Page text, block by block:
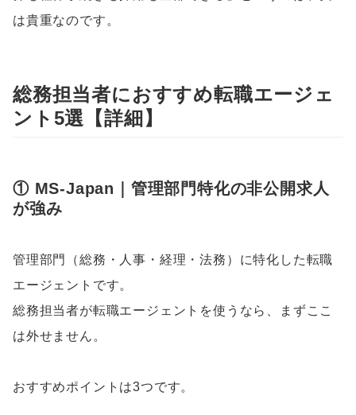
は貴重なのです。
総務担当者におすすめ転職エージェ
ント5選【詳細】
① MS-Japan｜管理部門特化の非公開求人
が強み
管理部門（総務・人事・経理・法務）に特化した転職
エージェントです。
総務担当者が転職エージェントを使うなら、まずここ
は外せません。
おすすめポイントは3つです。